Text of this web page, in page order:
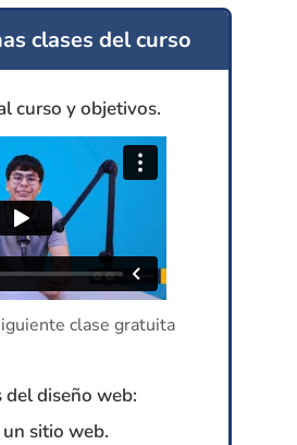
clases del curso
curso y objetivos.
clase gratuita
diseño web:
sitio web.